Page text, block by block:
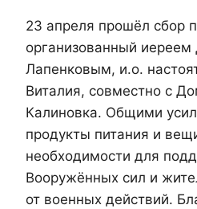
23 апреля прошёл сбор
организованный
Лапенковым, и.о.
Виталия, совместно с
Калиновка. Общими
продукты питания и
необходимости для
Вооружённых сил и
от военных действий.